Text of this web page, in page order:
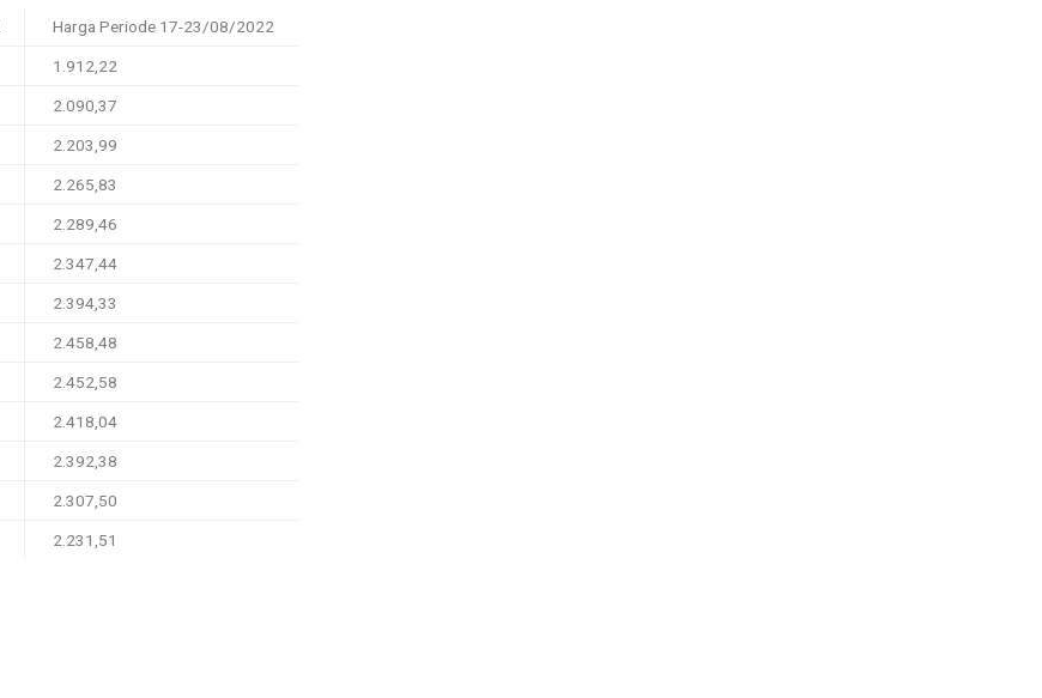
Harga Periode 17-23/08/2022
1.912,22
2.090,37
2.203,99
2.265,83
2.289,46
2.347,44
2.394,33
2.458,48
2.452,58
2.418,04
2.392,38
2.307,50
2.231,51